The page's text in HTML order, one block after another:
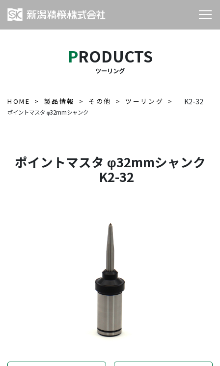
PRODUCTS
ツーリング
HOME 製品情報 その他 ツーリング
ポイントマスタ φ32mmシャンク
K2-32
ポイントマスタ φ32mmシャンク
K2-32